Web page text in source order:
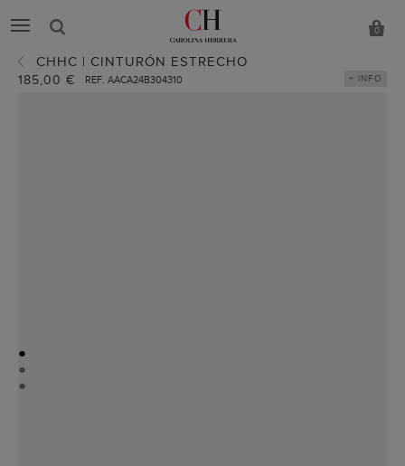
0
CHHC | CINTURÓN ESTRECHO
185,00 € REF. AACA24B304310 + INFO
●
●
●